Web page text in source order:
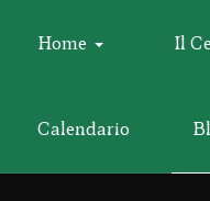
Home Il
Calendario